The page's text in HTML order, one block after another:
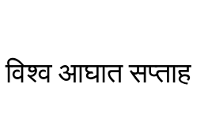
आघात सप्ताह